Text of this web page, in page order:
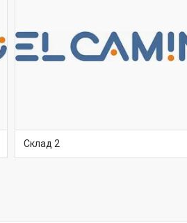
Склад 2